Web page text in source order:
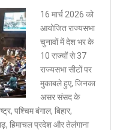
16 मार्च 2026 को
आयोजित राज्यसभा
चुनावों में देश भर के
10 राज्यों से 37
राज्यसभा सीटों पर
मुकाबले हुए, जिनका
असर संसद के
पश्चिम बंगाल, बिहार,
हिमाचल प्रदेश और तेलंगाना